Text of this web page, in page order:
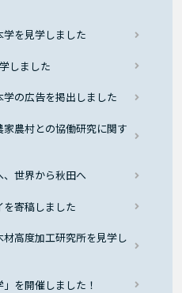
を見学しました
しました
の広告を掲出しました
農村との協働研究に関す
世界から秋田へ
寄稿しました
材高度加工研究所を見学し
を開催しました！